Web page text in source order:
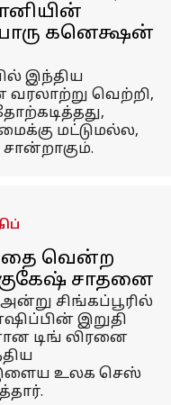
கனெக்ஷன்
இந்திய
வரலாற்று வெற்றி,
மட்டுமல்ல,
வென்ற
சாதனை
சிங்கப்பூரில்
இறுதி
டிங் லிரனை
இளைய உலக செஸ்